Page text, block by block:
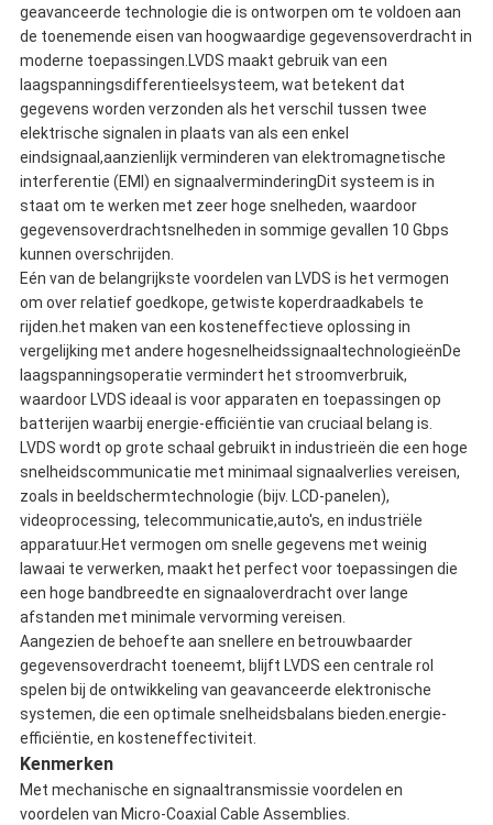
geavanceerde technologie die is ontworpen om te voldoen aan
de toenemende eisen van hoogwaardige gegevensoverdracht in
moderne toepassingen.LVDS maakt gebruik van een
laagspanningsdifferentieelsysteem, wat betekent dat
gegevens worden verzonden als het verschil tussen twee
elektrische signalen in plaats van als een enkel
eindsignaal,aanzienlijk verminderen van elektromagnetische
interferentie (EMI) en signaalverminderingDit systeem is in
staat om te werken met zeer hoge snelheden, waardoor
gegevensoverdrachtsnelheden in sommige gevallen 10 Gbps
kunnen overschrijden.
Eén van de belangrijkste voordelen van LVDS is het vermogen
om over relatief goedkope, getwiste koperdraadkabels te
rijden.het maken van een kosteneffectieve oplossing in
vergelijking met andere hogesnelheidssignaaltechnologieënDe
laagspanningsoperatie vermindert het stroomverbruik,
waardoor LVDS ideaal is voor apparaten en toepassingen op
batterijen waarbij energie-efficiëntie van cruciaal belang is.
LVDS wordt op grote schaal gebruikt in industrieën die een hoge
snelheidscommunicatie met minimaal signaalverlies vereisen,
zoals in beeldschermtechnologie (bijv. LCD-panelen),
videoprocessing, telecommunicatie,auto's, en industriële
apparatuur.Het vermogen om snelle gegevens met weinig
lawaai te verwerken, maakt het perfect voor toepassingen die
een hoge bandbreedte en signaaloverdracht over lange
afstanden met minimale vervorming vereisen.
Aangezien de behoefte aan snellere en betrouwbaarder
gegevensoverdracht toeneemt, blijft LVDS een centrale rol
spelen bij de ontwikkeling van geavanceerde elektronische
systemen, die een optimale snelheidsbalans bieden.energie-
efficiëntie, en kosteneffectiviteit.
Kenmerken
Met mechanische en signaaltransmissie voordelen en
voordelen van Micro-Coaxial Cable Assemblies.